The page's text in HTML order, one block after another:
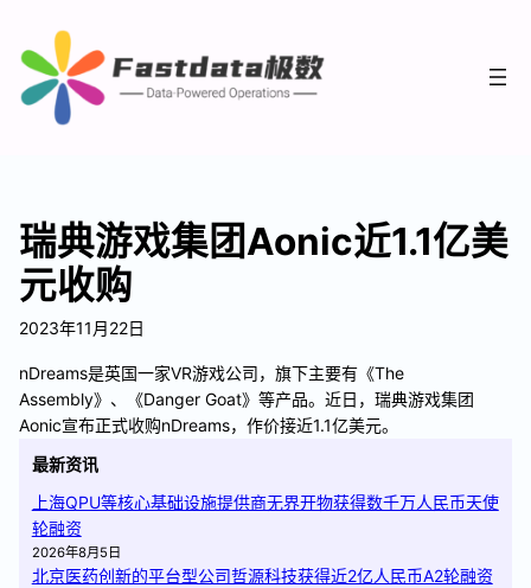
瑞典游戏集团Aonic近1.1亿美
元收购
2023年11月22日
nDreams是英国一家VR游戏公司，旗下主要有《The
Assembly》、《Danger Goat》等产品。近日，瑞典游戏集团
Aonic宣布正式收购nDreams，作价接近1.1亿美元。
最新资讯
上海QPU等核心基础设施提供商无界开物获得数千万人民币天使
轮融资
2026年8月5日
北京医药创新的平台型公司哲源科技获得近2亿人民币A2轮融资